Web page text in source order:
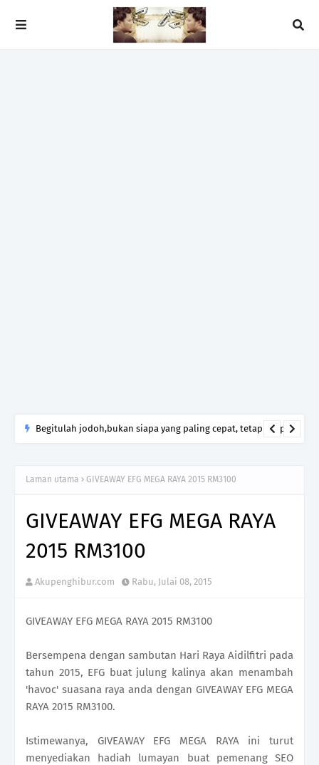
Begitulah jodoh,bukan siapa yang paling cepat, tetapi siapa
Laman utama GIVEAWAY EFG MEGA RAYA 2015 RM3100
GIVEAWAY EFG MEGA RAYA
2015 RM3100
Akupenghibur.com Rabu, Julai 08, 2015
GIVEAWAY EFG MEGA RAYA 2015 RM3100
Bersempena dengan sambutan Hari Raya Aidilfitri pada
tahun 2015, EFG buat julung kalinya akan menambah
'havoc' suasana raya anda dengan GIVEAWAY EFG MEGA
RAYA 2015 RM3100.
Istimewanya, GIVEAWAY EFG MEGA RAYA ini turut
menyediakan hadiah lumayan buat pemenang SEO